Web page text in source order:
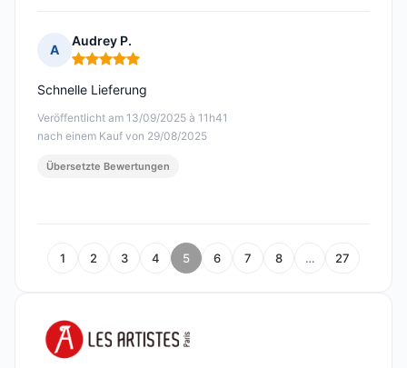
A
Audrey P.
Hinweis: 5 von 5
Veröffentlicht am 13/09/2025 à 11h41
nach einem Kauf von 29/08/2025
Schnelle Lieferung
Übersetzte Bewertungen
1 2 3 4 5 6 7 8 … 27